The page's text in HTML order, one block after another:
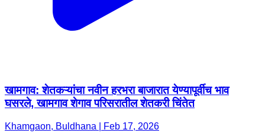
खामगाव: शेतकऱ्यांचा नवीन हरभरा बाजारात येण्यापूर्वीच भाव
घसरले, खामगाव शेगाव परिसरातील शेतकरी चिंतेत
Khamgaon, Buldhana | Feb 17, 2026